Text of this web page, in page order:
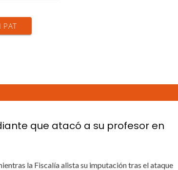
PAT
que atacó a su profesor en
la Fiscalía alista su imputación tras el ataque